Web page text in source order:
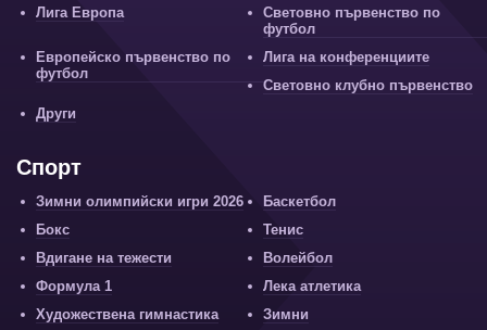
Лига Европа
Световно първенство по
футбол
Европейско първенство по
футбол
Лига на конференциите
Световно клубно първенство
Други
Спорт
Зимни олимпийски игри 2026
Баскетбол
Бокс
Тенис
Вдигане на тежести
Волейбол
Формула 1
Лека атлетика
Художествена гимнастика
Зимни